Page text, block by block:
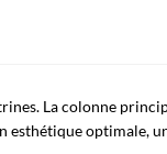
La colonne
esthétique optimale,